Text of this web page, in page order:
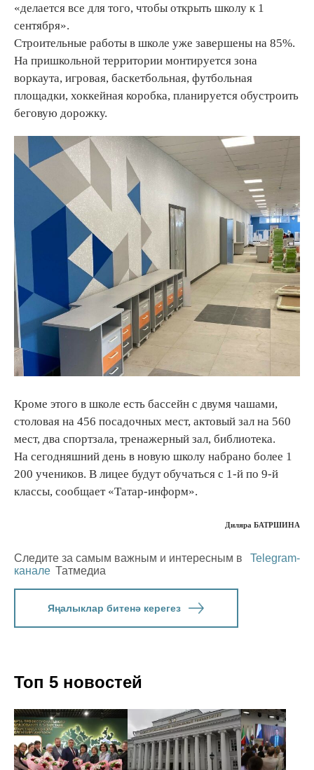
«делается все для того, чтобы открыть школу к 1
сентября».
Строительные работы в школе уже завершены на 85%.
На пришкольной территории монтируется зона
воркаута, игровая, баскетбольная, футбольная
площадки, хоккейная коробка, планируется обустроить
беговую дорожку.
Кроме этого в школе есть бассейн с двумя чашами,
столовая на 456 посадочных мест, актовый зал на 560
мест, два спортзала, тренажерный зал, библиотека.
На сегодняшний день в новую школу набрано более 1
200 учеников. В лицее будут обучаться с 1-й по 9-й
классы, сообщает «Татар-информ».
Диляра БАТРШИНА
Следите за самым важным и интересным в
Telegram-
канале Татмедиа
Яңалыклар битенә керегез
Топ 5 новостей